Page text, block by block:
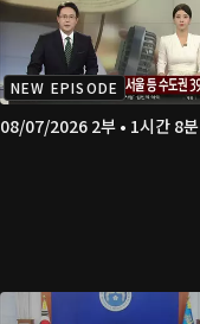
NEW EPISODE
08/07/2026 2부 • 1시간 8분